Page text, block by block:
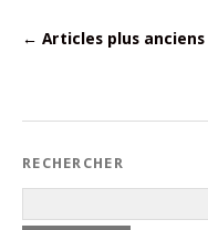
← Articles plus anciens
RECHERCHER